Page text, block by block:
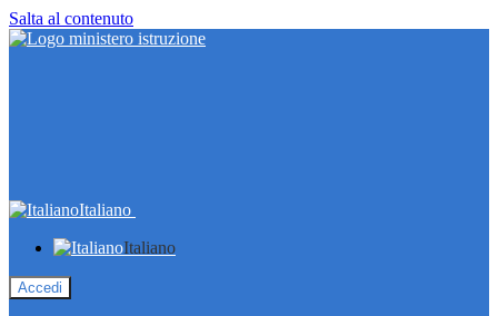
Salta al contenuto
Italiano
Italiano
Accedi